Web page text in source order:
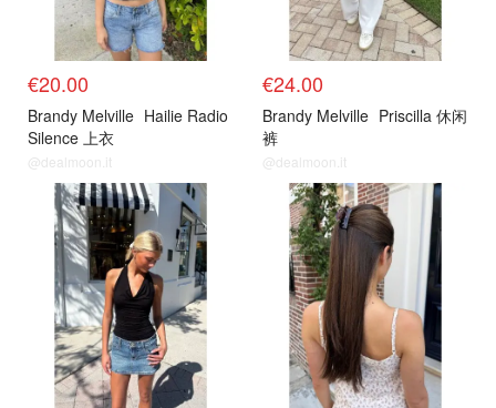
€20.00
Brandy Melville Hailie Radio
Silence 上衣
@dealmoon.it
€24.00
Brandy Melville Priscilla 休闲
裤
@dealmoon.it